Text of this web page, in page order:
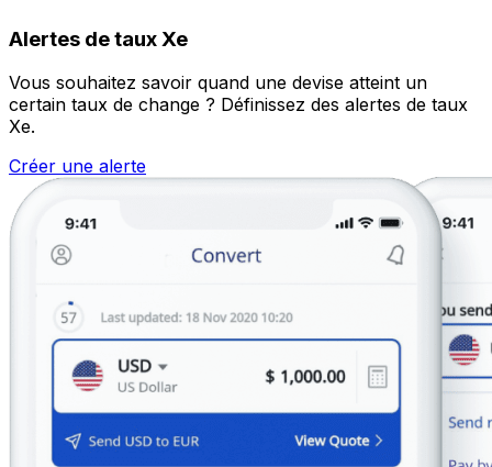
Alertes de taux Xe
Vous souhaitez savoir quand une devise atteint un
certain taux de change ? Définissez des alertes de taux
Xe.
Créer une alerte